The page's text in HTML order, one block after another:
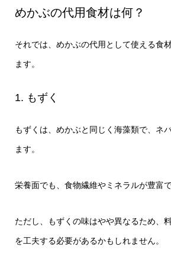
めかぶの代用食材は何？
それでは、めかぶの代用として使える食
ます。
1. もずく
もずくは、めかぶと同じく海藻類で、ネ
ます。
栄養面でも、食物繊維やミネラルが豊富で
ただし、もずくの味はやや異なるため、
を工夫する必要があるかもしれません。